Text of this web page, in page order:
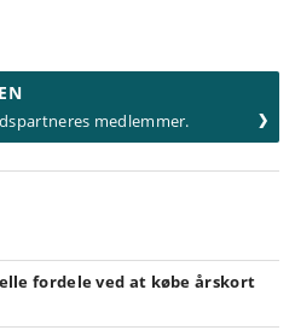
medlemmer.
fordele ved at købe årskort